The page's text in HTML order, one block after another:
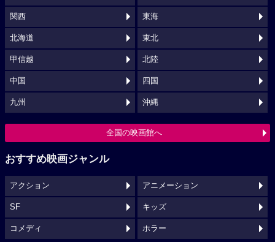
関西 東海
北海道 東北
甲信越 北陸
中国 四国
九州 沖縄
全国の映画館へ
おすすめ映画ジャンル
アクション アニメーション
SF キッズ
コメディ ホラー